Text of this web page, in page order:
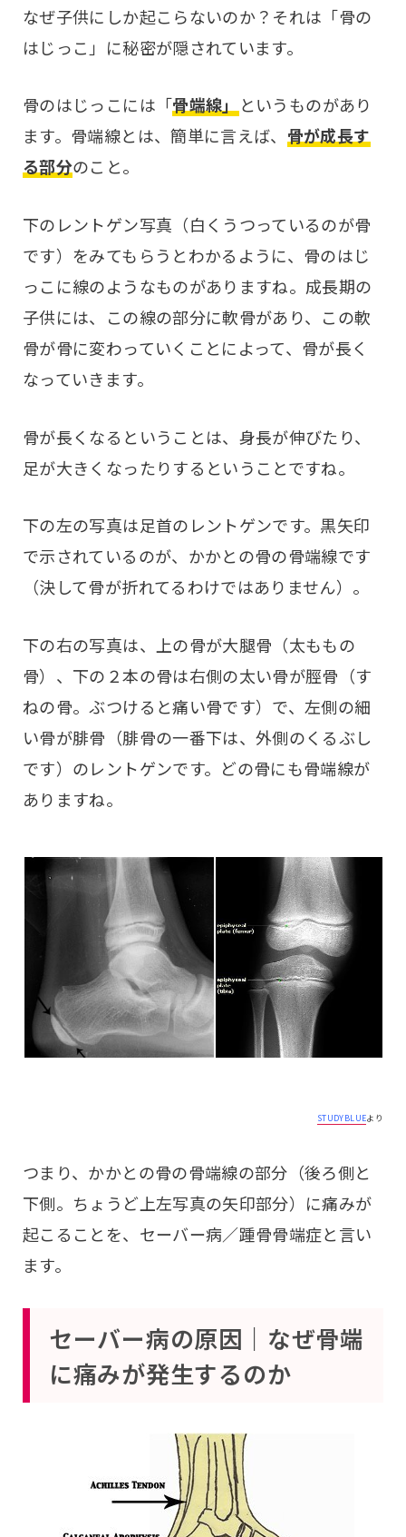
なぜ子供にしか起こらないのか？それは「骨の
はじっこ」に秘密が隠されています。
骨のはじっこには「骨端線」というものがあり
ます。骨端線とは、簡単に言えば、 骨が成長す
る部分のこと。
下のレントゲン写真（白くうつっているのが骨
です）をみてもらうとわかるように、骨のはじ
っこに線のようなものがありますね。成長期の
子供には、この線の部分に軟骨があり、この軟
骨が骨に変わっていくことによって、骨が長く
なっていきます。
骨が長くなるということは、身長が伸びたり、
足が大きくなったりするということですね。
下の左の写真は足首のレントゲンです。黒矢印
で示されているのが、かかとの骨の骨端線です
（決して骨が折れてるわけではありません）。
下の右の写真は、上の骨が大腿骨（太ももの
骨）、下の２本の骨は右側の太い骨が脛骨（す
ねの骨。ぶつけると痛い骨です）で、左側の細
い骨が腓骨（腓骨の一番下は、外側のくるぶし
です）のレントゲンです。どの骨にも骨端線が
ありますね。
STUDYBLUEより
つまり、かかとの骨の骨端線の部分（後ろ側と
下側。ちょうど上左写真の矢印部分）に痛みが
起こることを、セーバー病／踵骨骨端症と言い
ます。
セーバー病の原因｜なぜ骨端
に痛みが発生するのか